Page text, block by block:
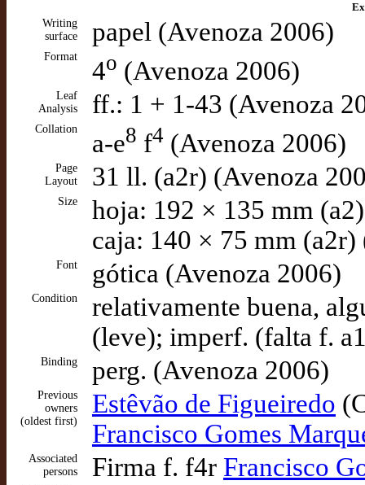
Writing
surface
papel (Avenoza 2006)
Format 4o (Avenoza 2006)
Leaf
Analysis
ff.: 1 + 1-43 (Avenoza
Collation a-e8 f4 (Avenoza 2006)
Page
Layout
31 ll. (a2r) (Avenoza
Size
hoja: 192 × 135 mm
caja: 140 × 75 mm
Font gótica (Avenoza 2006)
Condition
relativamente buena,
(leve); imperf. (falta f.
Binding perg. (Avenoza 2006)
Previous
owners
(oldest first)
Estêvão de Figueiredo
Francisco Gomes
Associated
persons
Firma f. f4r Francisco